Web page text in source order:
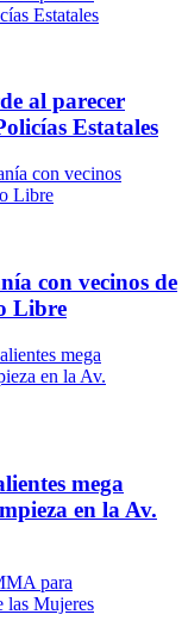
al parecer
Estatales
con vecinos de
Libre
mega
en la Av.